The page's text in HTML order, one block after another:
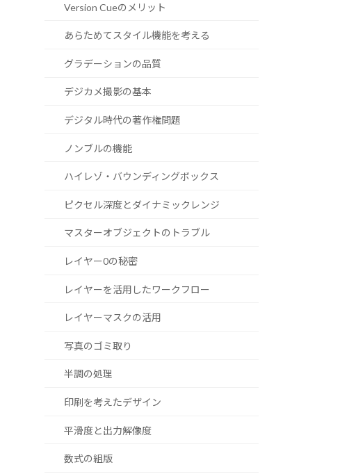
Version Cueのメリット
あらためてスタイル機能を考える
グラデーションの品質
デジカメ撮影の基本
デジタル時代の著作権問題
ノンブルの機能
ハイレゾ・バウンディングボックス
ピクセル深度とダイナミックレンジ
マスターオブジェクトのトラブル
レイヤー0の秘密
レイヤーを活用したワークフロー
レイヤーマスクの活用
写真のゴミ取り
半調の処理
印刷を考えたデザイン
平滑度と出力解像度
数式の組版